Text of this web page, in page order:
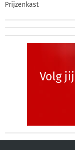
Prijzenkast
Volg